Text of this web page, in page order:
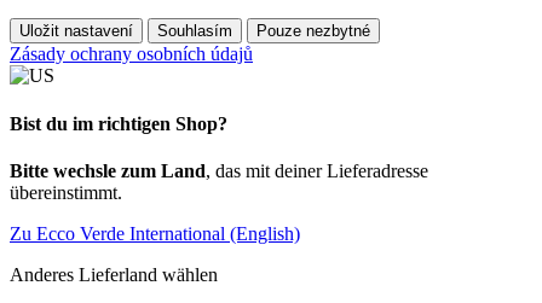
Uložit nastavení Souhlasím Pouze nezbytné
Zásady ochrany osobních údajů
Bist du im richtigen Shop?
Bitte wechsle zum Land, das mit deiner Lieferadresse
übereinstimmt.
Zu Ecco Verde International (English)
Anderes Lieferland wählen